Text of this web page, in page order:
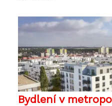
Bydlení v